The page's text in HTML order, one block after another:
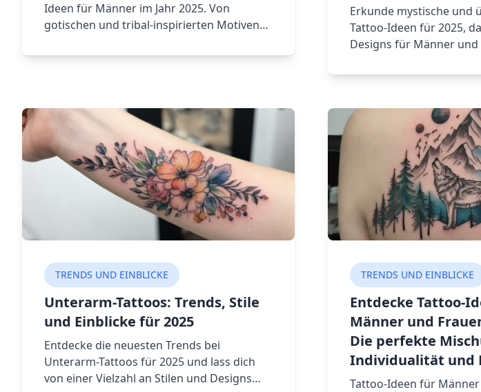
Ideen für Männer im Jahr 2025. Von
gotischen und tribal-inspirierten Motiven
bedeutungsvolle Tattoos, die für Glaube,
Erkunde mystische und
Tattoo-Ideen für 2025,
Designs für Männer und
traditionellen Tattoos
und kosmische
TRENDS UND EINBLICKE
Unterarm-Tattoos: Trends, Stile
und Einblicke für 2025
Entdecke die neuesten Trends bei
Unterarm-Tattoos für 2025 und lass dich
von einer Vielzahl an Stilen und Designs
TRENDS UND EINBLICKE
Entdecke Tattoo-
Männer und
Die perfekte
Individualität und
Tattoo-Ideen für Männer